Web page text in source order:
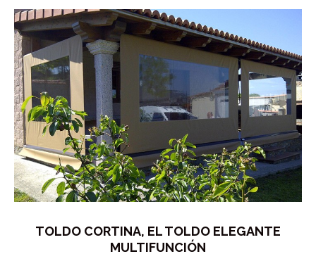
TOLDO CORTINA, EL TOLDO ELEGANTE
MULTIFUNCIÓN